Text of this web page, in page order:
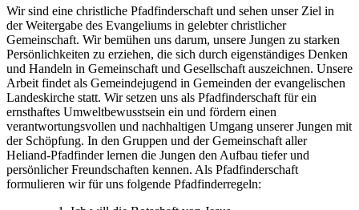
Wir sind eine christliche Pfadfinderschaft und sehen unser Ziel in
der Weitergabe des Evangeliums in gelebter christlicher
Gemeinschaft. Wir bemühen uns darum, unsere Jungen zu starken
Persönlichkeiten zu erziehen, die sich durch eigenständiges Denken
und Handeln in Gemeinschaft und Gesellschaft auszeichnen. Unsere
Arbeit findet als Gemeindejugend in Gemeinden der evangelischen
Landeskirche statt. Wir setzen uns als Pfadfinderschaft für ein
ernsthaftes Umweltbewusstsein ein und fördern einen
verantwortungsvollen und nachhaltigen Umgang unserer Jungen mit
der Schöpfung. In den Gruppen und der Gemeinschaft aller
Heliand-Pfadfinder lernen die Jungen den Aufbau tiefer und
persönlicher Freundschaften kennen. Als Pfadfinderschaft
formulieren wir für uns folgende Pfadfinderregeln: